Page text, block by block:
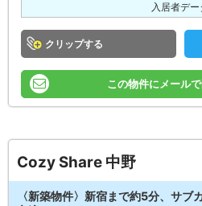
入居者デー
クリップ
この物件にメール
Cozy Share 中野
〈新築物件〉新宿まで約5分、サブ